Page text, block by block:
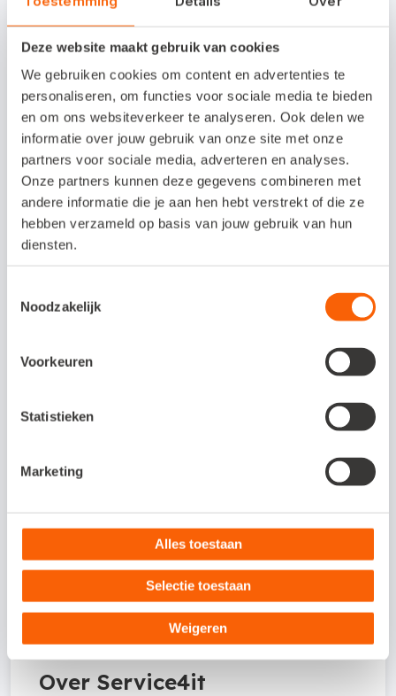
Deze website maakt gebruik van cookies
We gebruiken cookies om content en advertenties te
personaliseren, om functies voor sociale media te bieden
en om ons websiteverkeer te analyseren. Ook delen we
informatie over jouw gebruik van onze site met onze
partners voor sociale media, adverteren en analyses.
Onze partners kunnen deze gegevens combineren met
andere informatie die je aan hen hebt verstrekt of die ze
hebben verzameld op basis van jouw gebruik van hun
diensten.
Noodzakelijk
Voorkeuren
Statistieken
Marketing
Alles toestaan
Selectie toestaan
Weigeren
Neem contact op met ITware.
Interesse in deze
koppeling?
Neem contact op via e-mailadres
info@service4it.nl.
Veelgestelde vragen
Om wat voor type koppeling gaat het?
gateway-koppeling). Deze koppeling kun je
Hoe activeer ik de koppeling?
Waar kan ik meer informatie vinden
over de koppeling?
Over Service4it